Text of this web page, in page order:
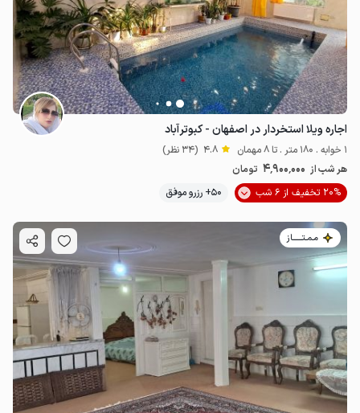
اجاره ویلا استخردار در اصفهان - کبوترآباد
1 خوابه . 180 متر . تا 8 مهمان 4.8 (34 نظر)
هر شب از 4٬900٬000 تومان
20% تخفیف از 6 شب
50+ رزرو موفق
مـمـتــــــاز